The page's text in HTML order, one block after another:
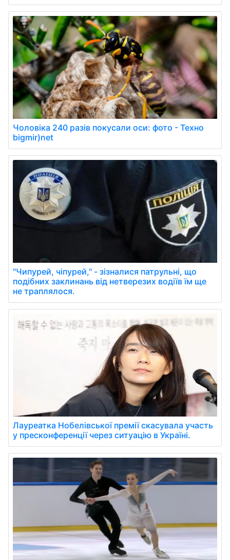
Чоловіка 240 разів покусали оси: фото - Техно
bigmir)net
"Чипурей, чіпурей," - зізналися патрульні, що
подібних заклинань від нетверезих водіїв їм ще
не траплялося.
Лауреатка Нобелівської премії скасувала участь
у пресконференції через ситуацію в Україні.